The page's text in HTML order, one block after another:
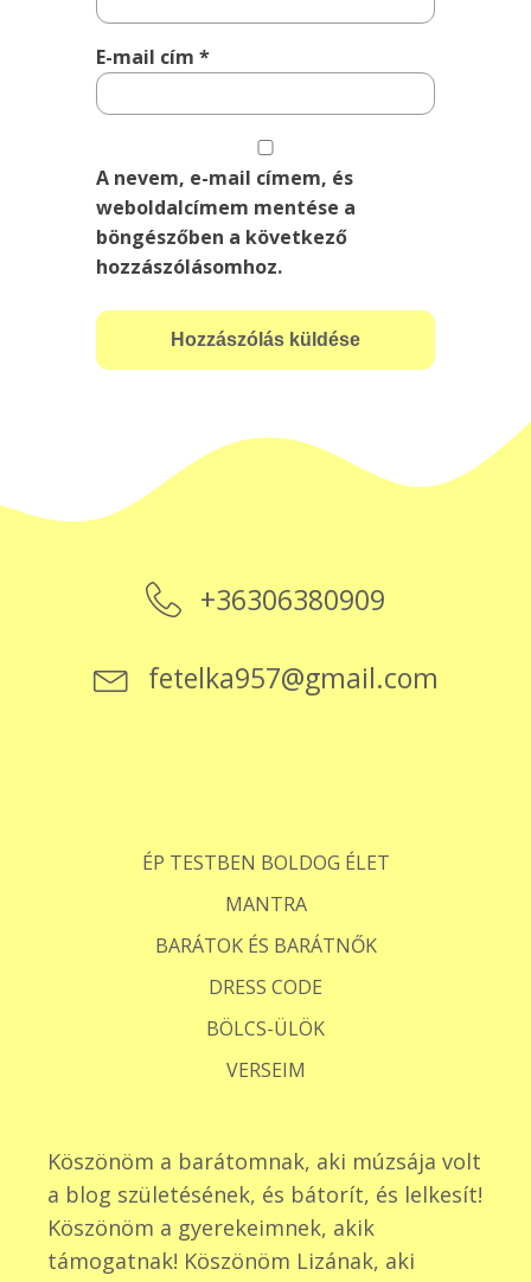
E-mail cím*
A nevem, e-mail címem, és
weboldalcímem mentése a
böngészőben a következő
hozzászólásomhoz.
+36306380909
fetelka957@gmail.com
ÉP TESTBEN BOLDOG ÉLET
MANTRA
BARÁTOK ÉS BARÁTNŐK
DRESS CODE
BÖLCS-ÜLÖK
VERSEIM
Köszönöm a barátomnak, aki múzsája volt
a blog születésének, és bátorít, és lelkesít!
Köszönöm a gyerekeimnek, akik
támogatnak! Köszönöm Lizának, aki